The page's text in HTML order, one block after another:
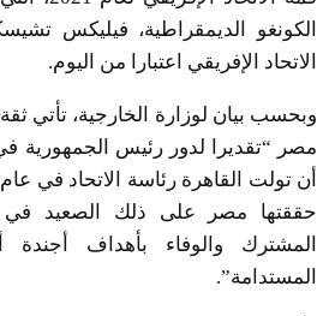
الكونغو الديمقراطية، فيليكس
الاتحاد الإفريقي اعتبارا من اليوم.
وبحسب بيان لوزارة الخارجية، تأتي
مصر “تقديرا لدور رئيس الجمهورية في
حققتها مصر على ذلك الصعيد في
المستدامة”.